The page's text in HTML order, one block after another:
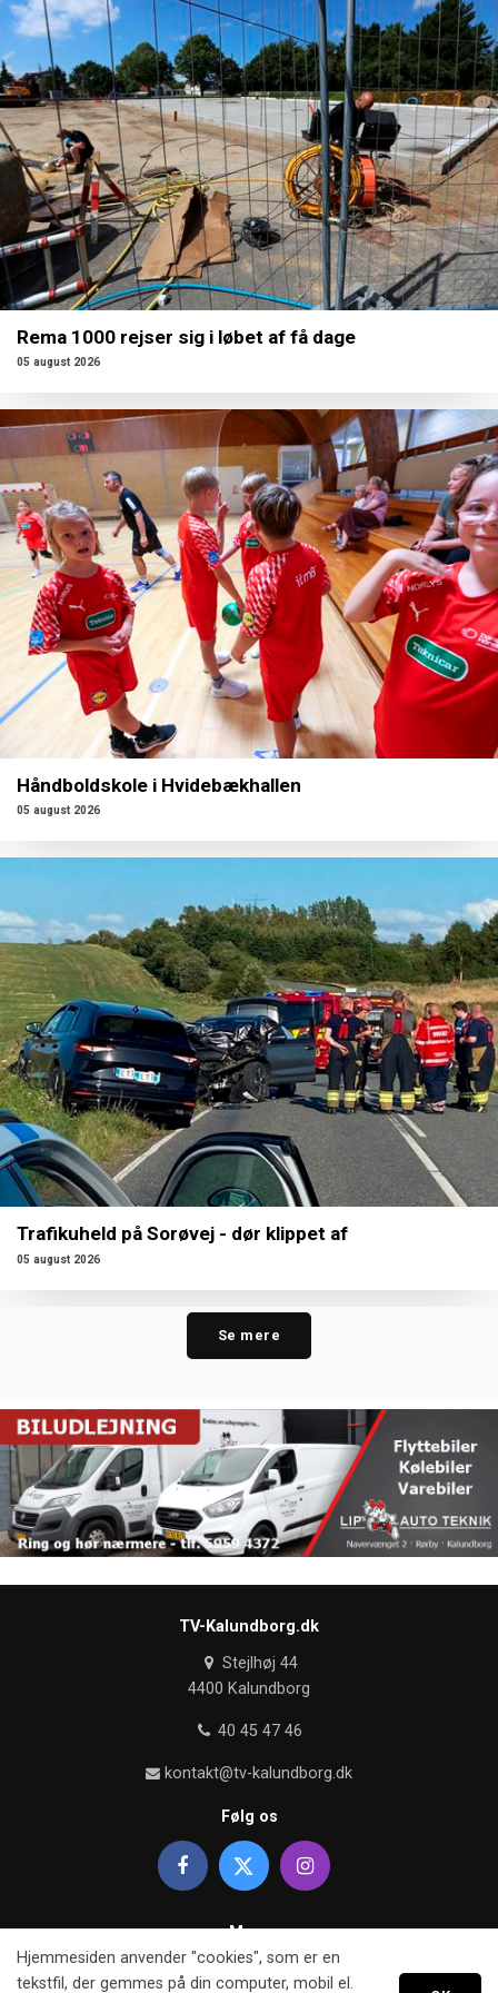
Rema 1000 rejser sig i løbet af få dage
05 august 2026
Håndboldskole i Hvidebækhallen
05 august 2026
Trafikuheld på Sorøvej - dør klippet af
05 august 2026
Se mere
TV-Kalundborg.dk
Stejlhøj 44
4400 Kalundborg
40 45 47 46
kontakt@tv-kalundborg.dk
Følg os
Mere
Om TV kalundborg
Hjemmesiden anvender "cookies", som er en
tekstfil, der gemmes på din computer, mobil el.